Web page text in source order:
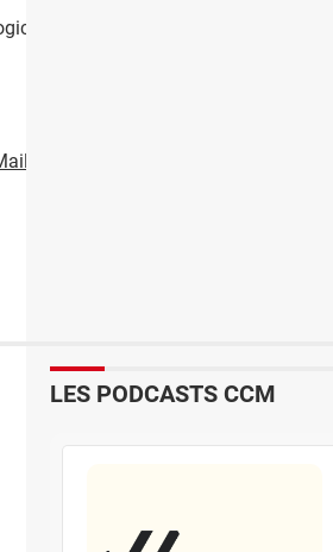
Il suffit qu'on clique une seule fois
LES PODCASTS CCM